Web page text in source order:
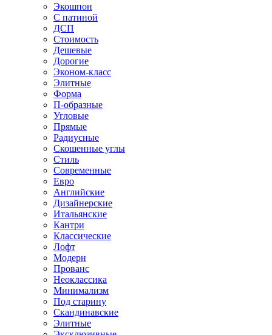
Экошпон
С патиной
ДСП
Стоимость
Дешевые
Дорогие
Эконом-класс
Элитные
Форма
П-образные
Угловые
Прямые
Радиусные
Скошенные углы
Стиль
Современные
Евро
Английские
Дизайнерские
Итальянские
Кантри
Классические
Лофт
Модерн
Прованс
Неоклассика
Минимализм
Под старину
Скандинавские
Элитные